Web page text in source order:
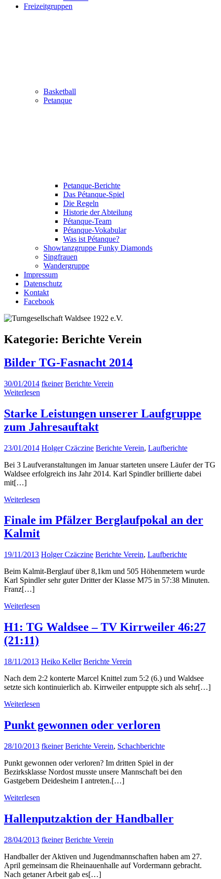
Freizeitgruppen
Basketball
Petanque
Petanque-Berichte
Das Pétanque-Spiel
Die Regeln
Historie der Abteilung
Pétanque-Team
Pétanque-Vokabular
Was ist Pétanque?
Showtanzgruppe Funky Diamonds
Singfrauen
Wandergruppe
Impressum
Datenschutz
Kontakt
Facebook
Kategorie: Berichte Verein
Bilder TG-Fasnacht 2014
30/01/2014 fkeiner Berichte Verein
Weiterlesen
Starke Leistungen unserer Laufgruppe
zum Jahresauftakt
23/01/2014 Holger Czäczine Berichte Verein, Laufberichte
Bei 3 Laufveranstaltungen im Januar starteten unsere Läufer der TG
Waldsee erfolgreich ins Jahr 2014. Karl Spindler brillierte dabei
mit[…]
Weiterlesen
Finale im Pfälzer Berglaufpokal an der
Kalmit
19/11/2013 Holger Czäczine Berichte Verein, Laufberichte
Beim Kalmit-Berglauf über 8,1km und 505 Höhenmetern wurde
Karl Spindler sehr guter Dritter der Klasse M75 in 57:38 Minuten.
Franz[…]
Weiterlesen
H1: TG Waldsee – TV Kirrweiler 46:27
(21:11)
18/11/2013 Heiko Keller Berichte Verein
Nach dem 2:2 konterte Marcel Knittel zum 5:2 (6.) und Waldsee
setzte sich kontinuierlich ab. Kirrweiler entpuppte sich als sehr[…]
Weiterlesen
Punkt gewonnen oder verloren
28/10/2013 fkeiner Berichte Verein, Schachberichte
Punkt gewonnen oder verloren? Im dritten Spiel in der
Bezirksklasse Nordost musste unsere Mannschaft bei den
Gastgebern Deidesheim I antreten.[…]
Weiterlesen
Hallenputzaktion der Handballer
28/04/2013 fkeiner Berichte Verein
Handballer der Aktiven und Jugendmannschaften haben am 27.
April gemeinsam die Rheinauenhalle auf Vordermann gebracht.
Nach getaner Arbeit gab es[…]